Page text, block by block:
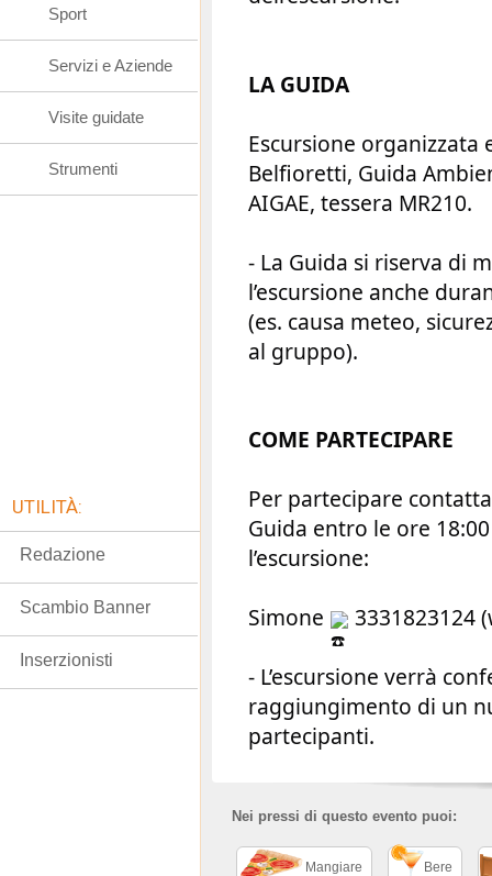
LA GUIDA
Escursione organizzata
Belfioretti, Guida
AIGAE, tessera MR210.
- La Guida si riserva di
l’escursione anche
(es. causa meteo,
al gruppo).
COME PARTECIPARE
Per partecipare
Guida entro le ore
l’escursione:
Simone
3331823124
- L’escursione verrà
raggiungimento di un
partecipanti.
Nei pressi di questo evento puoi:
Mangiare Bere
Sport
Servizi e Aziende
Visite guidate
Strumenti
UTILITÀ:
Redazione
Scambio Banner
Inserzionisti